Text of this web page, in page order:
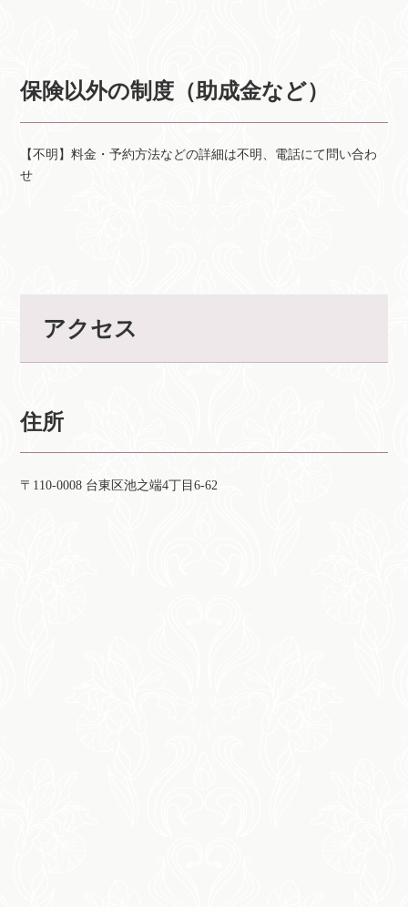
保険以外の制度（助成金など）
【不明】料金・予約方法などの詳細は不明、電話にて問い合わ
せ
アクセス
住所
〒110-0008 台東区池之端4丁目6-62